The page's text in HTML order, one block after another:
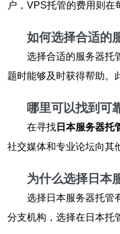
户，VPS托管的费用则
如何选择合适的
选择合适的服务器托
题时能够及时获得帮助。
哪里可以找到可
在寻找 日本服务器托
社交媒体和专业论坛向其
为什么选择日本
选择日本服务器托管
分支机构，选择在日本托